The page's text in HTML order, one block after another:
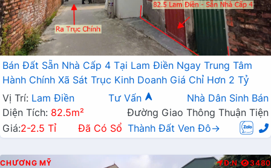
Bán Đất Sẵn Nhà Cấp 4 Tại Lam Điền Ngay Trung Tâm
Hành Chính Xã Sát Trục Kinh Doanh Giá Chỉ Hơn 2 Tỷ
Vị Trí: Lam Điền Tư Vấn
Nhà Dân Sinh Bán
Diện Tích: 82.5m²
Đường Giao Thông Thuận Tiện
Giá:2-2.5 Tỉ Đã Có Sổ Thành Đất Ven Đô→
CHƯƠNG MỸ Đ.N 3480